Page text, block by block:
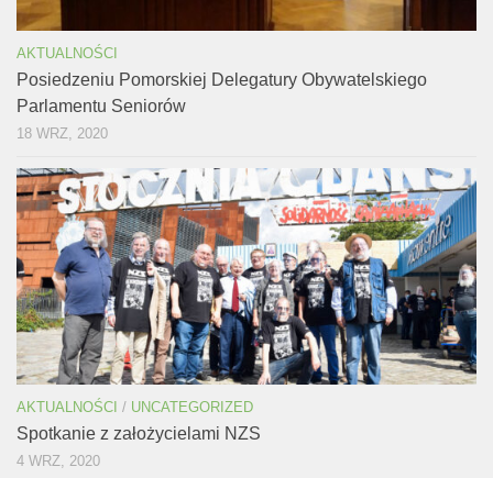
AKTUALNOŚCI
Posiedzeniu Pomorskiej Delegatury Obywatelskiego
Parlamentu Seniorów
18 WRZ, 2020
AKTUALNOŚCI / UNCATEGORIZED
Spotkanie z założycielami NZS
4 WRZ, 2020